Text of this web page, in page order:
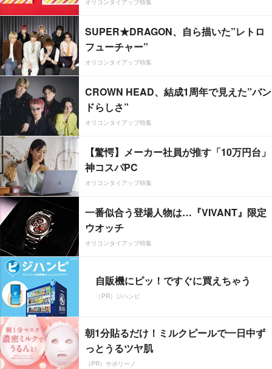
オリコンタイアップ特集
SUPER★DRAGON、自ら描いた”レトロ
フューチャー”
オリコンタイアップ特集
CROWN HEAD、結成1周年で見えた”バン
ドらしさ”
オリコンタイアップ特集
【驚愕】メーカー社員が推す「10万円台」
神コスパPC
オリコンタイアップ特集
一番似合う登場人物は…『VIVANT』限定
ウオッチ
オリコンタイアップ特集
自販機にピッ！ですぐに買えちゃう
（PR）ジハンピ
朝1分貼るだけ！ミルクピールで一日中ず
っとうるツヤ肌
（PR）サボリーノ